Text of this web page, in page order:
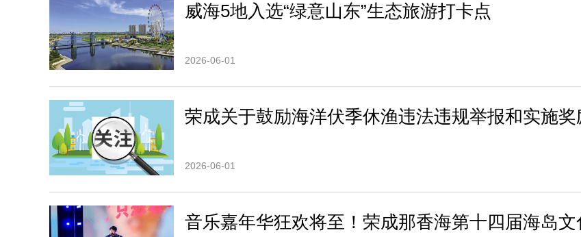
威海5地入选“绿意山东”生态旅游打卡点
2026-06-01
荣成关于鼓励海洋伏季休渔违法违规举报和实施
2026-06-01
音乐嘉年华狂欢将至！荣成那香海第十四届海岛文